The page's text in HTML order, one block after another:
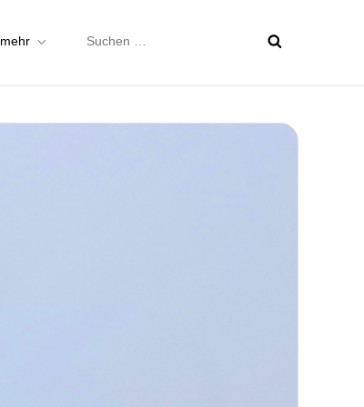
mehr
nach: